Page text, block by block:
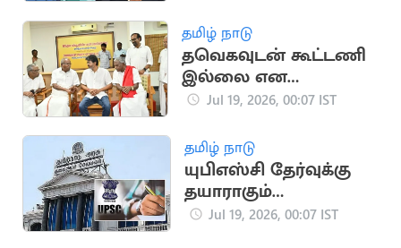
தமிழ் நாடு
தவெகவுடன் கூட்டணி
இல்லை என
அறிவித்த CPM
Jul 19, 2026, 00:07 IST
தமிழ் நாடு
யுபிஎஸ்சி தேர்வுக்கு
தயாராகும்
மாணவர்களுக்கு
Jul 19, 2026, 00:07 IST